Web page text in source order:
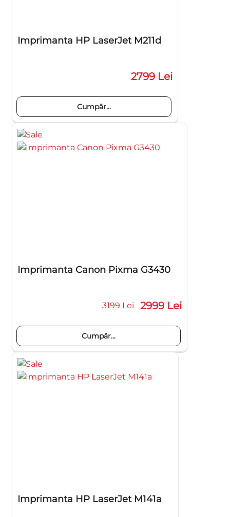
Imprimanta HP LaserJet M211d
2799 Lei
Cumpăr...
Imprimanta Canon Pixma G3430
3199 Lei 2999 Lei
Cumpăr...
Imprimanta HP LaserJet M141a